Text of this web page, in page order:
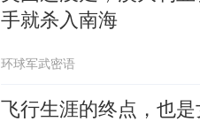
手就杀入南海
环球军武密语
飞行生涯的终点，也